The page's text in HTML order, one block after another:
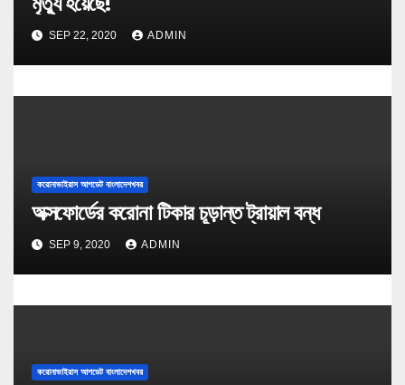
SEP 22, 2020 ADMIN
করোনাভাইরাস আপডেট বাংলাদেশখবর
অক্সফোর্ডের করোনা টিকার চূড়ান্ত ট্রায়াল বন্ধ
SEP 9, 2020 ADMIN
করোনাভাইরাস আপডেট বাংলাদেশখবর